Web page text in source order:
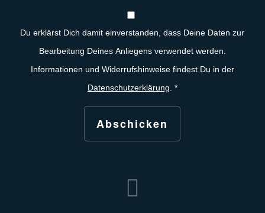
Du erklärst Dich damit einverstanden, dass Deine Daten zur
Bearbeitung Deines Anliegens verwendet werden.
Informationen und Widerrufshinweise findest Du in der
Datenschutzerklärung *